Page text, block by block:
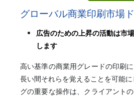
グローバル商業印刷市場
広告のための上昇の活動は市
します
高い基準の商業用グレードの印刷
長い間それらを覚えることを可能
グの重要な操作は、クライアント